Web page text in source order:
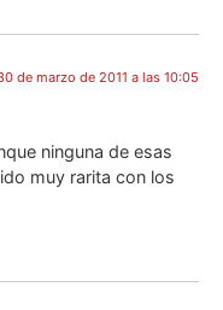
de marzo de 2011 a las 10:05
ninguna de esas
muy rarita con los